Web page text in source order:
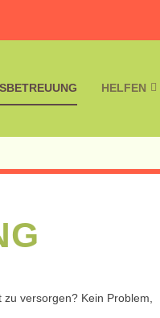
HELFEN
versorgen? Kein Problem,